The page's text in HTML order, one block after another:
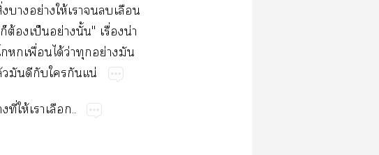
ย่​ให้​​​​​
ต้​ป็​ย่​ั้"​ื่​น่​
​ได้​ว่​​ย่​​
น่
ให้​​..